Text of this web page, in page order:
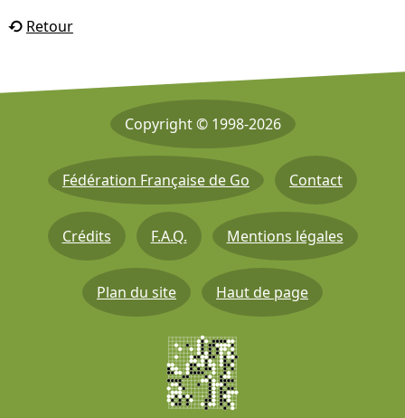
Retour
Copyright © 1998-2026
Fédération Française de Go Contact
Crédits F.A.Q. Mentions légales
Plan du site Haut de page